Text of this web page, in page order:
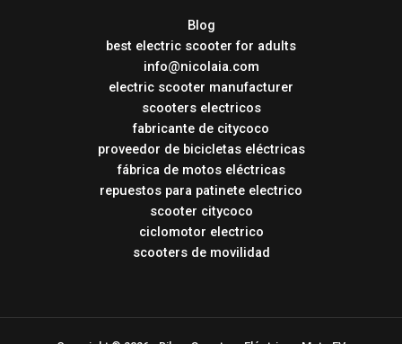
Blog
best electric scooter for adults
info@nicolaia.com
electric scooter manufacturer
scooters electricos
fabricante de citycoco
proveedor de bicicletas eléctricas
fábrica de motos eléctricas
repuestos para patinete electrico
scooter citycoco
ciclomotor electrico
scooters de movilidad